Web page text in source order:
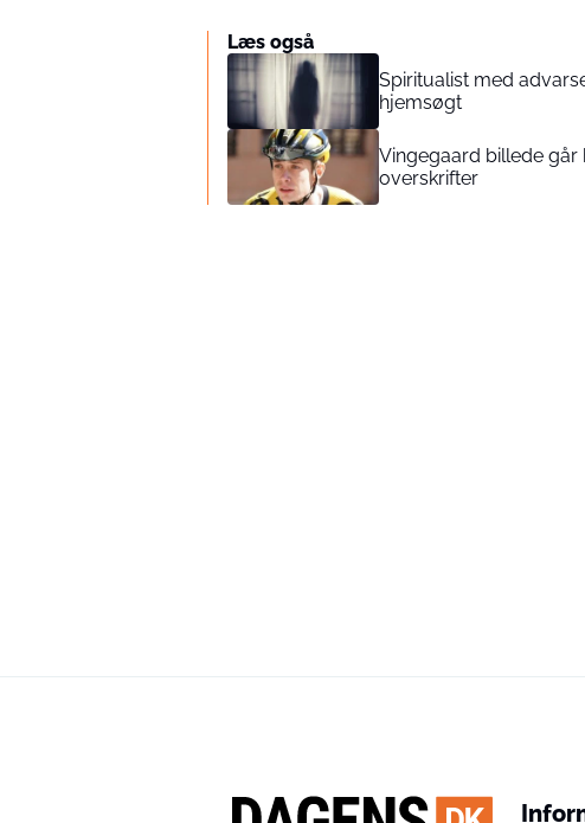
Læs også
Spiritualist med
hjemsøgt
Vingegaard billede
overskrifter